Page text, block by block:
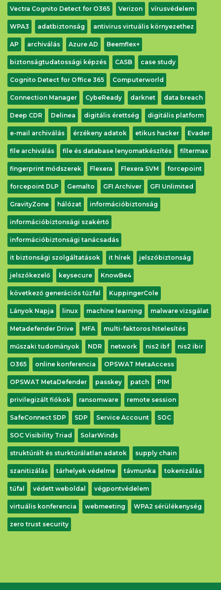
Vectra Cognito Detect for O365 Verizon vírusvédelem
WPA3 adatbiztonság antivirus virtuális környezethez
AP archiválás Azure AD Beemflex+
biztonságtudatossági képzés CASB case study
Cognito Detect for Office 365 Computerworld
Connection Manager CybeReady darknet data breach
Deep CDR Delinea digitális érettség digitális platform
e-mail archiválás érzékeny adatok etikus hacker Evader
file archiválás file és database lenyomatkészítés filtermax
fingerprint módszerek Flexera Flexera SVM forcepoint
forcepoint DLP Gemalto GFI Archiver GFI Unlimited
GravityZone hálózat információbiztonság
információbiztonsági szakértő
információbiztonsági tanácsadás
it biztonsági szolgáltatások it hírek jelszóbiztonság
jelszókezelő keysecure KnowBe4
következő generációs tűzfal KuppingerCole
Lányok Napja linux machine learning malware vizsgálat
Metadefender Drive MFA multi-faktoros hitelesítés
műszaki tudományok NDR network nis2 ibf nis2 ibir
O365 online konferencia OPSWAT MetaAccess
OPSWAT MetaDefender passkey patch PIM
privilegizált fiókok ransomware remote session
SafeConnect SDP SDP Service Account SOC
SOC Visibility Triad SolarWinds
struktúrált és sturktúrálatlan adatok supply chain
szanitizálás tárhelyek védelme távmunka tokenizálás
tűfal védett weboldal végpontvédelem
virtuális konferencia webmeeting WPA2 sérülékenység
zero trust security